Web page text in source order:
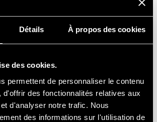
Détails À propos des cookies
des cookies.
permettent de personnaliser le contenu
d'offrir des fonctionnalités relatives aux
d'analyser notre trafic. Nous
des informations sur l'utilisation de